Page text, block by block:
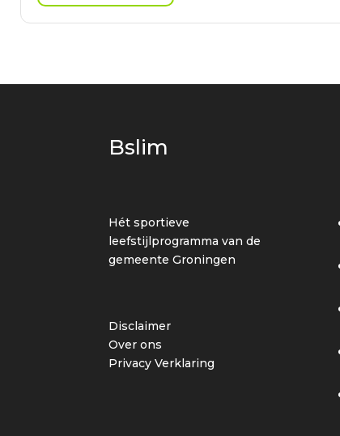
Bslim
Hét sportieve
leefstijlprogramma van de
gemeente Groningen
Disclaimer
Over ons
Privacy Verklaring